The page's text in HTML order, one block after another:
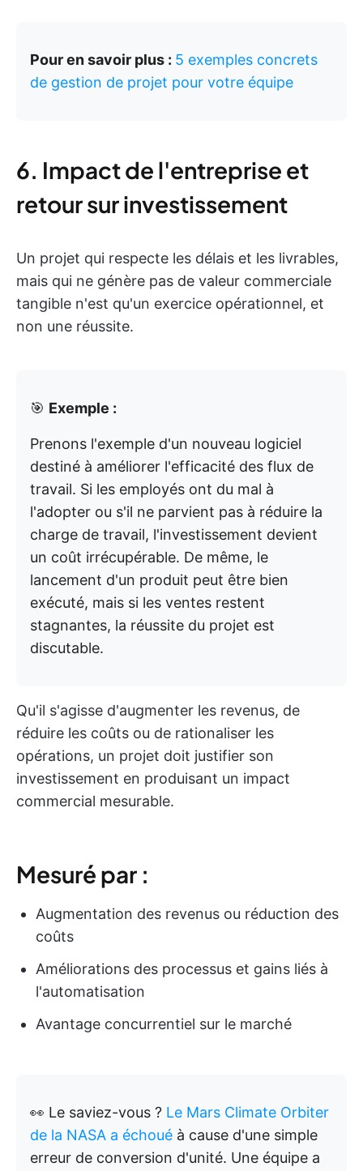
Pour en savoir plus : 5 exemples concrets
de gestion de projet pour votre équipe
6. Impact de l'entreprise et
retour sur investissement
Un projet qui respecte les délais et les livrables,
mais qui ne génère pas de valeur commerciale
tangible n'est qu'un exercice opérationnel, et
non une réussite.
🎯 Exemple :
Prenons l'exemple d'un nouveau logiciel
destiné à améliorer l'efficacité des flux de
travail. Si les employés ont du mal à
l'adopter ou s'il ne parvient pas à réduire la
charge de travail, l'investissement devient
un coût irrécupérable. De même, le
lancement d'un produit peut être bien
exécuté, mais si les ventes restent
stagnantes, la réussite du projet est
discutable.
Qu'il s'agisse d'augmenter les revenus, de
réduire les coûts ou de rationaliser les
opérations, un projet doit justifier son
investissement en produisant un impact
commercial mesurable.
Mesuré par :
Augmentation des revenus ou réduction des
coûts
Améliorations des processus et gains liés à
l'automatisation
Avantage concurrentiel sur le marché
👀 Le saviez-vous ? Le Mars Climate Orbiter
de la NASA a échoué à cause d'une simple
erreur de conversion d'unité. Une équipe a